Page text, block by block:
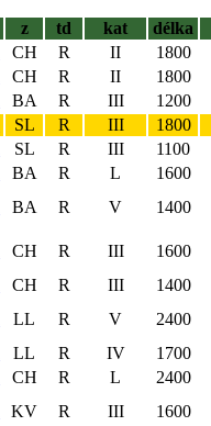
z td kat délka
CH R II 1800
CH R II 1800
BA R III 1200
SL R III 1800
SL R III 1100
BA R L 1600
BA R V 1400
CH R III 1600
CH R III 1400
LL R V 2400
LL R IV 1700
CH R L 2400
KV R III 1600